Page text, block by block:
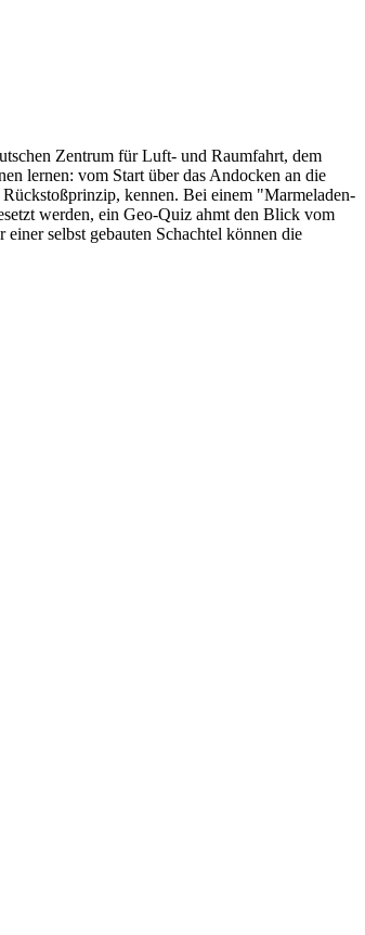
Zentrum für Luft- und Raumfahrt, dem
lernen: vom Start über das Andocken an die
kennen. Bei einem "Marmeladen-
werden, ein Geo-Quiz ahmt den Blick vom
selbst gebauten Schachtel können die